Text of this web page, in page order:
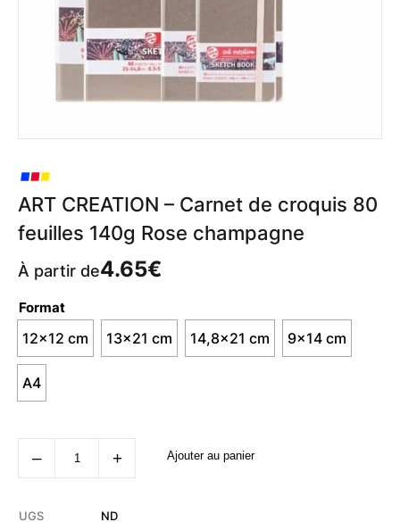
ART CREATION – Carnet de croquis 80
feuilles 140g Rose champagne
À partir de4.65€
Format
12x12 cm 13x21 cm 14,8x21 cm 9x14 cm
A4
‒
quantité
de
Carnet
+ Ajouter au panier
UGS
ND